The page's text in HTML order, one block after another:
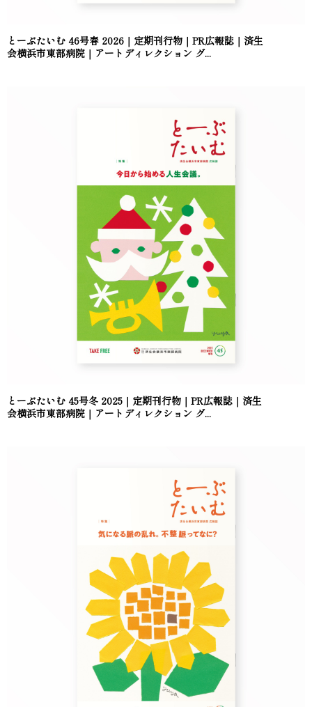
とーぶたいむ 46号春 2026｜定期刊行物｜PR広報誌｜済生
会横浜市東部病院｜アートディレクション グ...
とーぶたいむ 45号冬 2025｜定期刊行物｜PR広報誌｜済生
会横浜市東部病院｜アートディレクション グ...